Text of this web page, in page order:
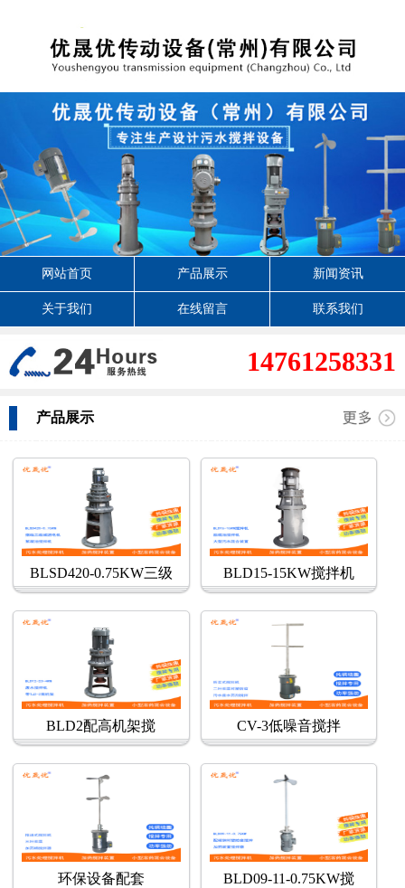
网站首页 产品展示 新闻资讯
关于我们 在线留言 联系我们
14761258331
产品展示
BLSD420-0.75KW三级 BLD15-15KW搅拌机
BLD2配高机架搅 CV-3低噪音搅拌
环保设备配套 BLD09-11-0.75KW搅